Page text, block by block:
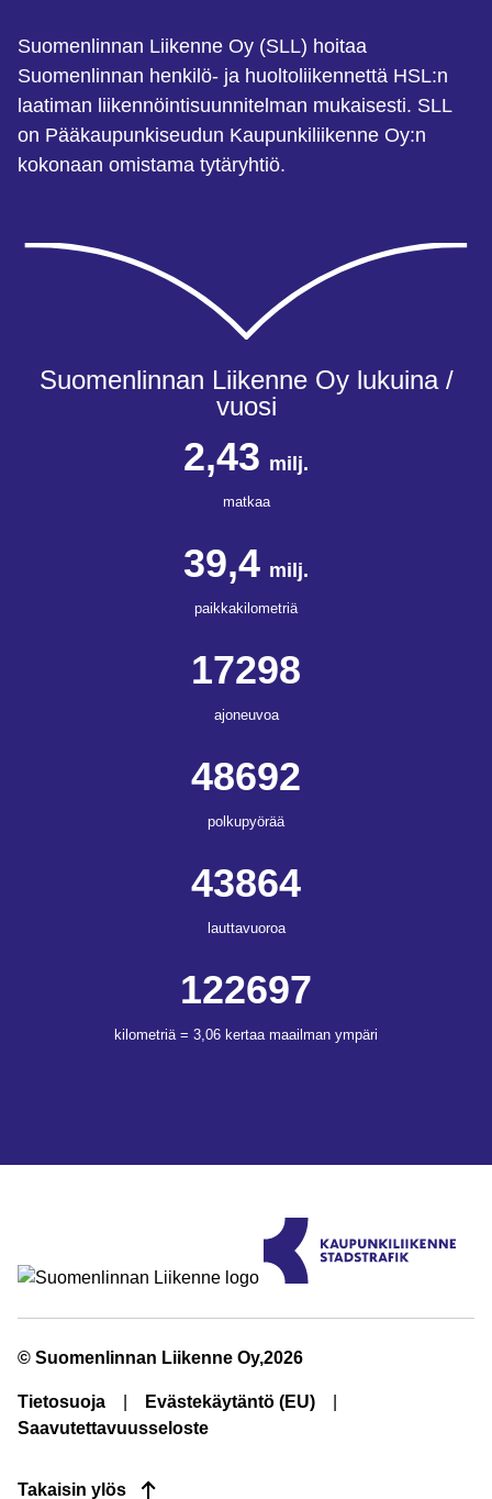
Suomenlinnan Liikenne Oy (SLL) hoitaa
Suomenlinnan henkilö- ja huoltoliikennettä HSL:n
laatiman liikennöintisuunnitelman mukaisesti. SLL
on Pääkaupunkiseudun Kaupunkiliikenne Oy:n
kokonaan omistama tytäryhtiö.
Suomenlinnan Liikenne Oy lukuina /
vuosi
2,43 milj.
matkaa
39,4 milj.
paikkakilometriä
17298
ajoneuvoa
48692
polkupyörää
43864
lauttavuoroa
122697
kilometriä = 3,06 kertaa maailman ympäri
© Suomenlinnan Liikenne Oy,2026
Tietosuoja
Evästekäytäntö (EU)
Saavutettavuusseloste
Takaisin ylös